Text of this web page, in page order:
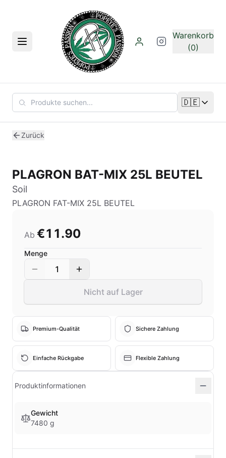
Menü
Warenkorb
(0)
🇩🇪
Sprache
Zurück
PLAGRON BAT-MIX 25L BEUTEL
Soil
PLAGRON FAT-MIX 25L BEUTEL
Ab €11.90
Menge
1
Nicht auf Lager
Premium-Qualität Sichere Zahlung
Einfache Rückgabe Flexible Zahlung
Produktinformationen
Gewicht
7480 g